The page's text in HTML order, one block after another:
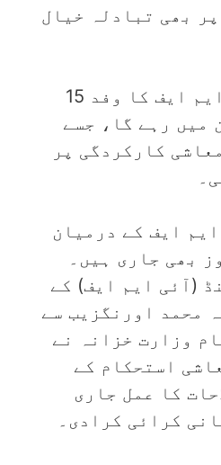
بھی تبادلہ خیال
واضح رہے کہ آئی ایم ایف کا وفد 15
میں رہے گا، جسے
کارکردگی پر
ایف کے درمیان
بھی جاری ہیں۔
(آئی ایم ایف) کے
محمد اورنگزیب سے
وزارت خزانہ نے
استحکام کے
کا عمل جاری
کرائی کرادی۔